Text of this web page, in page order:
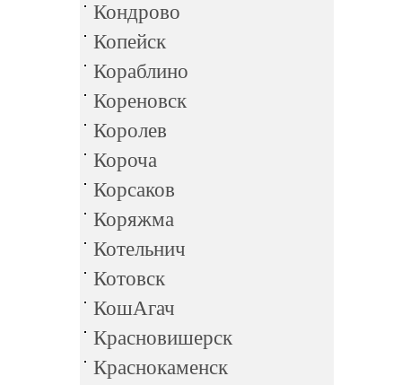
Кондрово
Копейск
Кораблино
Кореновск
Королев
Короча
Корсаков
Коряжма
Котельнич
Котовск
КошАгач
Красновишерск
Краснокаменск